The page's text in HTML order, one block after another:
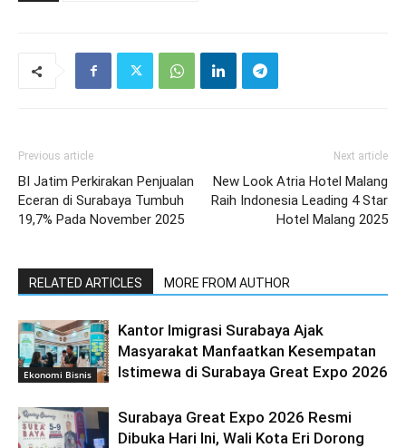
Previous article
BI Jatim Perkirakan Penjualan
Eceran di Surabaya Tumbuh
19,7% Pada November 2025
Next article
New Look Atria Hotel Malang
Raih Indonesia Leading 4 Star
Hotel Malang 2025
RELATED ARTICLES MORE FROM AUTHOR
Ekonomi Bisnis
Kantor Imigrasi Surabaya Ajak
Masyarakat Manfaatkan Kesempatan
Istimewa di Surabaya Great Expo 2026
Surabaya Great Expo 2026 Resmi
Dibuka Hari Ini, Wali Kota Eri Dorong